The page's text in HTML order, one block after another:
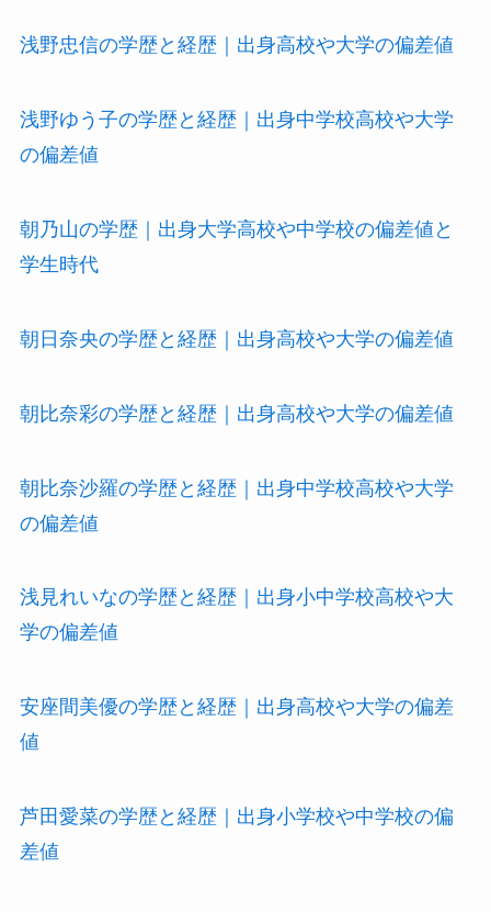
浅野忠信の学歴と経歴｜出身高校や大学の偏差値
浅野ゆう子の学歴と経歴｜出身中学校高校や大学
の偏差値
朝乃山の学歴｜出身大学高校や中学校の偏差値と
学生時代
朝日奈央の学歴と経歴｜出身高校や大学の偏差値
朝比奈彩の学歴と経歴｜出身高校や大学の偏差値
朝比奈沙羅の学歴と経歴｜出身中学校高校や大学
の偏差値
浅見れいなの学歴と経歴｜出身小中学校高校や大
学の偏差値
安座間美優の学歴と経歴｜出身高校や大学の偏差
値
芦田愛菜の学歴と経歴｜出身小学校や中学校の偏
差値